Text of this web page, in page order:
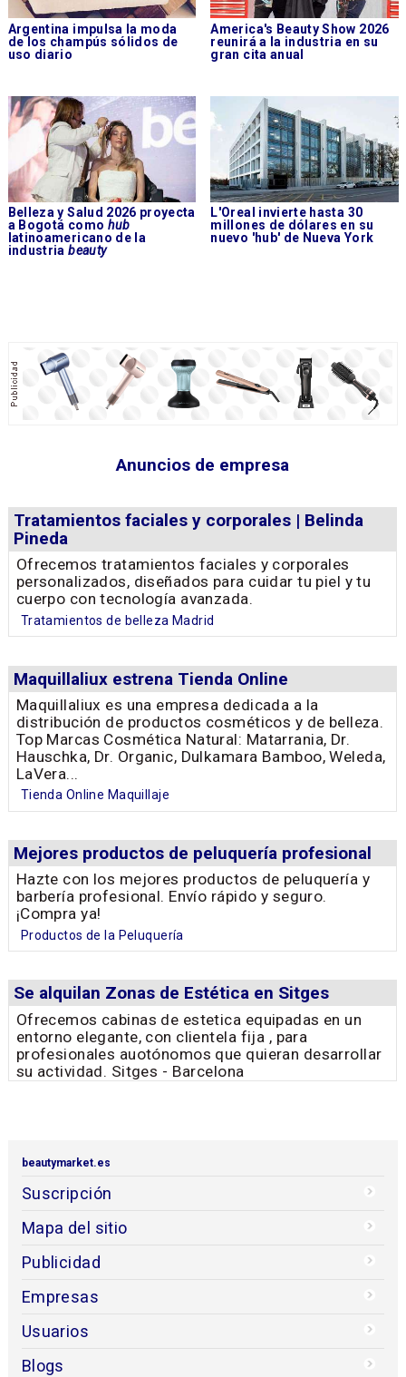
Argentina impulsa la moda
de los champús sólidos de
uso diario
America's Beauty Show 2026
reunirá a la industria en su
gran cita anual
Belleza y Salud 2026 proyecta
a Bogotá como hub
latinoamericano de la
industria beauty
L'Oreal invierte hasta 30
millones de dólares en su
nuevo 'hub' de Nueva York
Anuncios de empresa
Tratamientos faciales y corporales | Belinda
Pineda
Ofrecemos tratamientos faciales y corporales
personalizados, diseñados para cuidar tu piel y tu
cuerpo con tecnología avanzada.
Tratamientos de belleza Madrid
Maquillaliux estrena Tienda Online
Maquillaliux es una empresa dedicada a la
distribución de productos cosméticos y de belleza.
Top Marcas Cosmética Natural: Matarrania, Dr.
Hauschka, Dr. Organic, Dulkamara Bamboo, Weleda,
LaVera...
Tienda Online Maquillaje
Mejores productos de peluquería profesional
Hazte con los mejores productos de peluquería y
barbería profesional. Envío rápido y seguro.
¡Compra ya!
Productos de la Peluquería
Se alquilan Zonas de Estética en Sitges
Ofrecemos cabinas de estetica equipadas en un
entorno elegante, con clientela fija , para
profesionales auotónomos que quieran desarrollar
su actividad. Sitges - Barcelona
beautymarket.es
Suscripción
Mapa del sitio
Publicidad
Empresas
Usuarios
Blogs